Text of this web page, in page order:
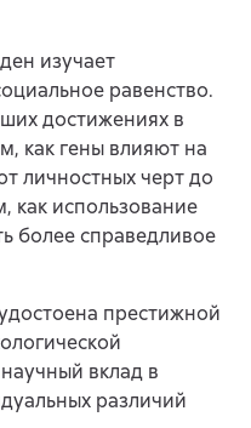
изучает
равенство.
достижениях в
как гены влияют на
личностных черт до
как использование
более справедливое
престижной
вклад в
различий